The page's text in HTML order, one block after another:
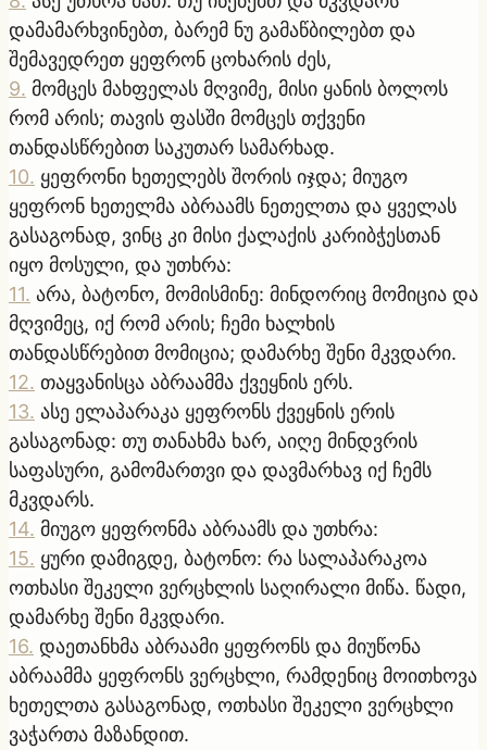
დამამარხვინებთ, ბარემ ნუ გამაწბილებთ და
შემავედრეთ ყეფრონ ცოხარის ძეს,
9. მომცეს მახფელას მღვიმე, მისი ყანის ბოლოს
რომ არის; თავის ფასში მომცეს თქვენი
თანდასწრებით საკუთარ სამარხად.
10. ყეფრონი ხეთელებს შორის იჯდა; მიუგო
ყეფრონ ხეთელმა აბრაამს ნეთელთა და ყველას
გასაგონად, ვინც კი მისი ქალაქის კარიბჭესთან
იყო მოსული, და უთხრა:
11. არა, ბატონო, მომისმინე: მინდორიც მომიცია და
მღვიმეც, იქ რომ არის; ჩემი ხალხის
თანდასწრებით მომიცია; დამარხე შენი მკვდარი.
12. თაყვანისცა აბრაამმა ქვეყნის ერს.
13. ასე ელაპარაკა ყეფრონს ქვეყნის ერის
გასაგონად: თუ თანახმა ხარ, აიღე მინდვრის
საფასური, გამომართვი და დავმარხავ იქ ჩემს
მკვდარს.
14. მიუგო ყეფრონმა აბრაამს და უთხრა:
15. ყური დამიგდე, ბატონო: რა სალაპარაკოა
ოთხასი შეკელი ვერცხლის საღირალი მიწა. წადი,
დამარხე შენი მკვდარი.
16. დაეთანხმა აბრაამი ყეფრონს და მიუწონა
აბრაამმა ყეფრონს ვერცხლი, რამდენიც მოითხოვა
ხეთელთა გასაგონად, ოთხასი შეკელი ვერცხლი
ვაჭართა მაზანდით.